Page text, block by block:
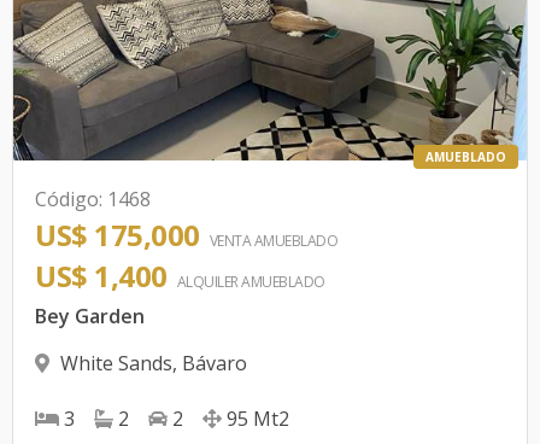
AMUEBLADO
Código: 1468
US$ 175,000 VENTA AMUEBLADO
US$ 1,400 ALQUILERAMUEBLADO
Bey Garden
White Sands, Bávaro
3 2 2 95 Mt2